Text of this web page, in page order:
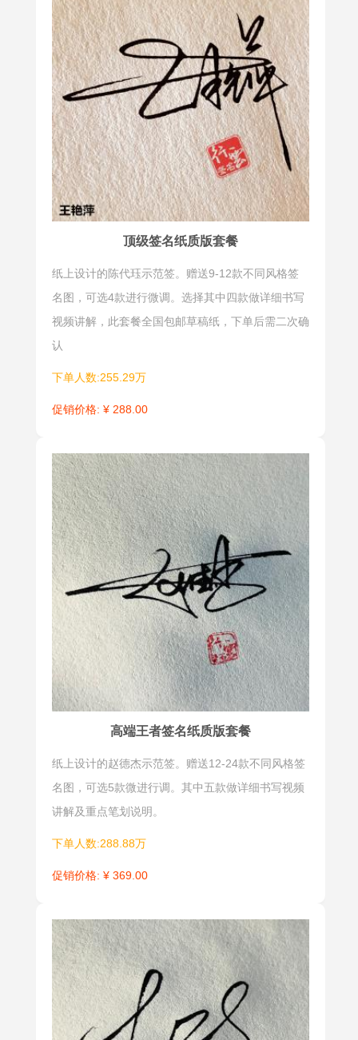
顶级签名纸质版套餐
纸上设计的陈代珏示范签。赠送9-12款不同风格签
名图，可选4款进行微调。选择其中四款做详细书写
视频讲解，此套餐全国包邮草稿纸，下单后需二次确
认
下单人数:255.29万
促销价格: ¥ 288.00
高端王者签名纸质版套餐
纸上设计的赵德杰示范签。赠送12-24款不同风格签
名图，可选5款微进行调。其中五款做详细书写视频
讲解及重点笔划说明。
下单人数:288.88万
促销价格: ¥ 369.00
防伪签是为
防止别人仿
冒而设计的
特殊签名。
此款式布局
慎密，图式
变化多端。
通常用在商
务资信、票
据、银行卡
的防伪有反
书、嵌字、
笔画复杂等
手法。适合
导、财务总
士。
托底签是指
在签名区域
内先画一长
横线，然后
在横线的一
端或中间进
行签名，以
便后续签署
者在其上方
签名。
意象签
意象签是根
据个人的职
业和爱好，
设计出图形
风格的签
名，具有很
强的趣味
性、欣赏
性，字中有
字。书法艺
术和平面设
计的完美结
合，让人过
实用性不是
一些特殊职
业朋友使
用。
花体签
花体签一款
是极富特色
的签法，设
计构图和学
习有一定的
难度，笔法
融进西文字
母的花体写
法，结体迂
条婀娜柔
美，节奏起
受大中学
生，女士们
的喜爱。
一笔签 仿英签